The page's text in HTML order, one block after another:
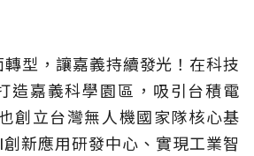
型，讓嘉義持續發光！在科技
造嘉義科學園區，吸引台積電
創立台灣無人機國家隊核心基
新應用研發中心、實現工業智